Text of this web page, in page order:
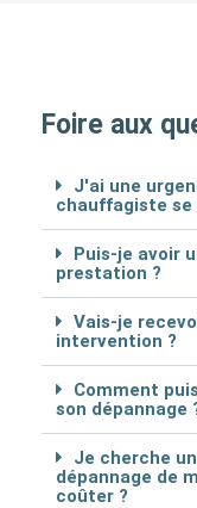
Foire aux
J'ai une
chauffagiste se
Puis-je avoir
prestation ?
Vais-je
intervention ?
Comment
son dépannage
Je cherche
dépannage de
coûter ?